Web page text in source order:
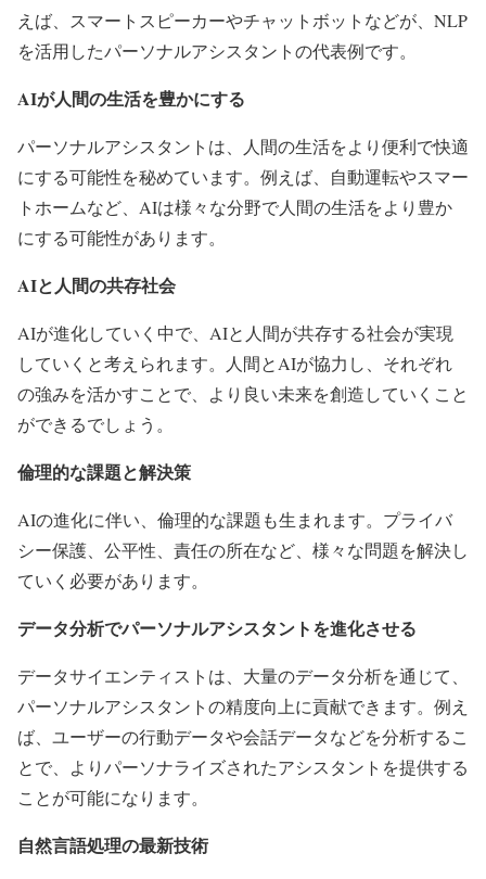
えば、スマートスピーカーやチャットボットなどが、NLP
を活用したパーソナルアシスタントの代表例です。
AIが人間の生活を豊かにする
パーソナルアシスタントは、人間の生活をより便利で快適
にする可能性を秘めています。例えば、自動運転やスマー
トホームなど、AIは様々な分野で人間の生活をより豊か
にする可能性があります。
AIと人間の共存社会
AIが進化していく中で、AIと人間が共存する社会が実現
していくと考えられます。人間とAIが協力し、それぞれ
の強みを活かすことで、より良い未来を創造していくこと
ができるでしょう。
倫理的な課題と解決策
AIの進化に伴い、倫理的な課題も生まれます。プライバ
シー保護、公平性、責任の所在など、様々な問題を解決し
ていく必要があります。
データ分析でパーソナルアシスタントを進化させる
データサイエンティストは、大量のデータ分析を通じて、
パーソナルアシスタントの精度向上に貢献できます。例え
ば、ユーザーの行動データや会話データなどを分析するこ
とで、よりパーソナライズされたアシスタントを提供する
ことが可能になります。
自然言語処理の最新技術